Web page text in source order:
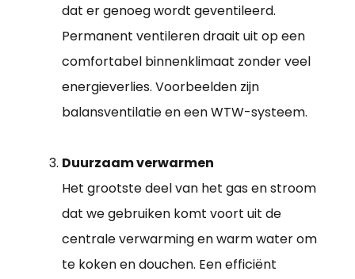
dat er genoeg wordt geventileerd.
Permanent ventileren draait uit op een
comfortabel binnenklimaat zonder veel
energieverlies. Voorbeelden zijn
balansventilatie en een WTW-systeem.
Duurzaam verwarmen
Het grootste deel van het gas en stroom
dat we gebruiken komt voort uit de
centrale verwarming en warm water om
te koken en douchen. Een efficiënt